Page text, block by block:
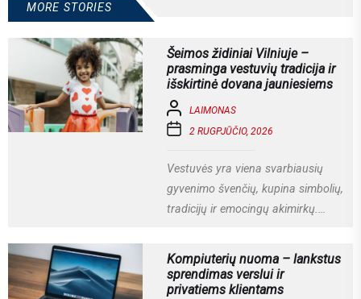
MORE STORIES
Šeimos židiniai Vilniuje –
prasminga vestuvių tradicija ir
išskirtinė dovana jauniesiems
LAIMONAS
2 RUGPJŪČIO, 2026
Vestuvės yra viena svarbiausių
gyvenimo švenčių, kupina simbolių,
tradicijų ir emocingų akimirkų.
vertinamų lietuviškų vestuvių...
Kompiuterių nuoma – lankstus
sprendimas verslui ir
privatiems klientams